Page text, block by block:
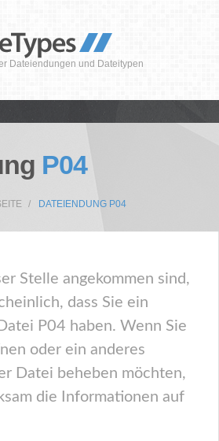
Dateiendungen und Dateitypen
P04
DATEIENDUNG P04
Stelle angekommen sind,
dass Sie ein
P04 haben. Wenn Sie
oder ein anderes
Datei beheben möchten,
die Informationen auf